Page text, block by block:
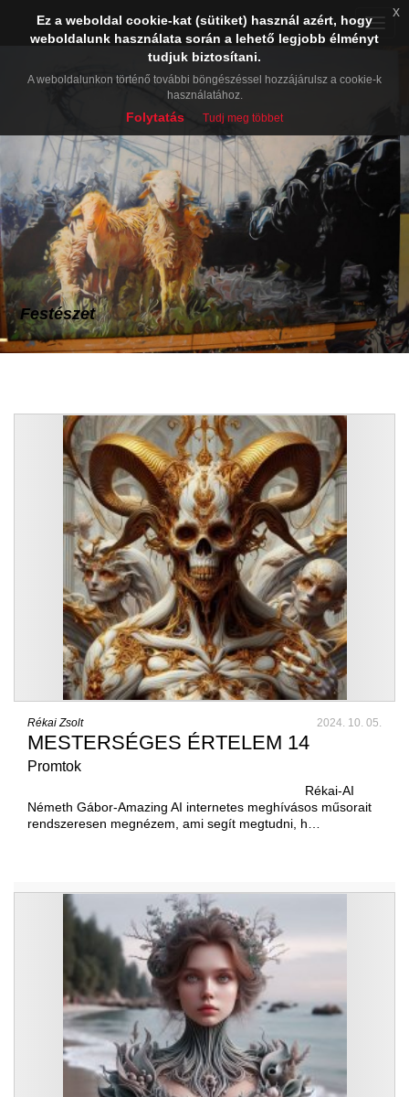
Toggle
Festészet
Rékai Zsolt 2024. 10. 05.
MESTERSÉGES ÉRTELEM 14
Promtok
Rékai-AI
Németh Gábor-Amazing AI internetes meghívásos műsorait
rendszeresen megnézem, ami segít megtudni, h…
Ez a weboldal cookie-kat (sütiket) használ azért, hogy
weboldalunk használata során a lehető legjobb élményt
tudjuk biztosítani.
A weboldalunkon történő további böngészéssel hozzájárulsz a cookie-k
használatához.
Folytatás Tudj meg többet
x